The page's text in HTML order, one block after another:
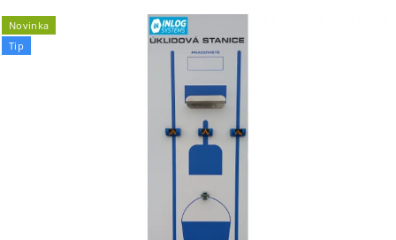
Novinka
Tip